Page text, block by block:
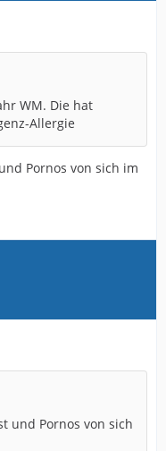
WM. Die hat
Allergie
Pornos von sich im
und Pornos von sich